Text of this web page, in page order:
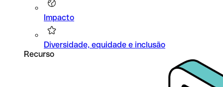
Impacto
Diversidade, equidade e inclusão
Recurso